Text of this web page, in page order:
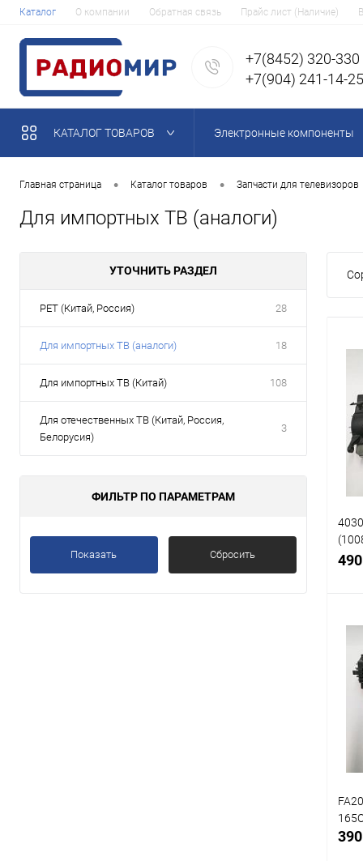
Каталог О компании Обратная связь Прайс лист (Наличие)
+7(8452) 320-330
+7(904) 241-14-25
КАТАЛОГ ТОВАРОВ Электронные компоненты
Главная страница • Каталог товаров • Запчасти для телевизоров
Для импортных ТВ (аналоги)
УТОЧНИТЬ РАЗДЕЛ
PET (Китай, Россия) 28
Для импортных ТВ (аналоги) 18
Для импортных ТВ (Китай) 108
Для отечественных ТВ (Китай, Россия,
Белорусия)
3
ФИЛЬТР ПО ПАРАМЕТРАМ
Показать Сбросить
45/